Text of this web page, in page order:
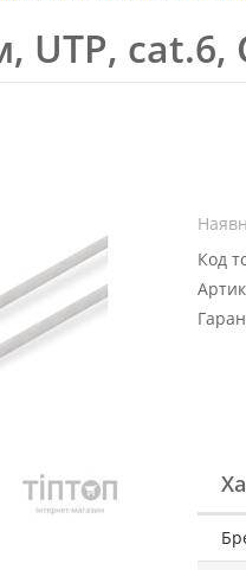
UTP, cat.6,
Код